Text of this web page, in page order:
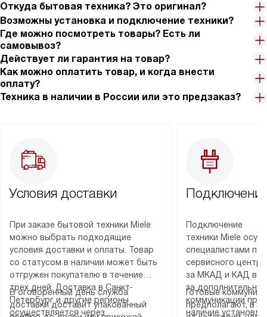
Откуда бытовая техника? Это оригинал?
Возможны установка и подключение техники?
Где можно посмотреть товары? Есть ли
самовывоз?
Действует ли гарантия на товар?
Как можно оплатить товар, и когда внести
оплату?
Техника в наличии в России или это предзаказ?
Условия доставки
При заказе бытовой техники Miele
можно выбрать подходящие
условия доставки и оплаты. Товар
со статусом в наличии может быть
отгружен покупателю в течение
трех дней. Доставка в Санкт-
Петербург и другие регионы
осуществляется через
В оговоренный день служба
доставки доставит упакованный
Подключение
техники Miele
специалистами
сервисного
за МКАД и КАД
за
коммуникации
наличие
Готовые
предполагают, в